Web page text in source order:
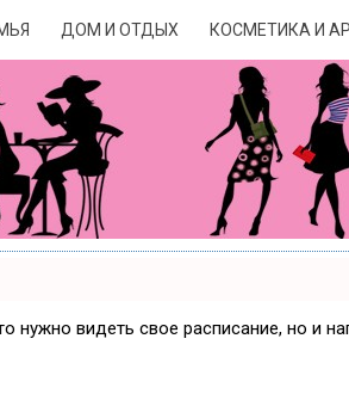
ДОМ И ОТДЫХ КОСМЕТИКА И
нужно видеть свое расписание, но и